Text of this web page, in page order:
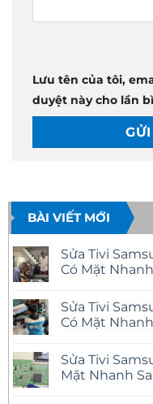
Lưu tên của tôi,
duyệt này cho lần
BÀI VIẾT MỚI
Sửa Tivi
Có Mặt
bình
luận
ở
Samsung
Tại
Nhà
Sửa Tivi
Có Mặt
bình
luận
ở
Sửa Tivi
Mặt Nhanh